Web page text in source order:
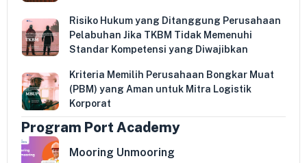
Risiko Hukum yang Ditanggung Perusahaan
Pelabuhan Jika TKBM Tidak Memenuhi
Standar Kompetensi yang Diwajibkan
Kriteria Memilih Perusahaan Bongkar Muat
(PBM) yang Aman untuk Mitra Logistik
Korporat
Program Port Academy
Mooring Unmooring